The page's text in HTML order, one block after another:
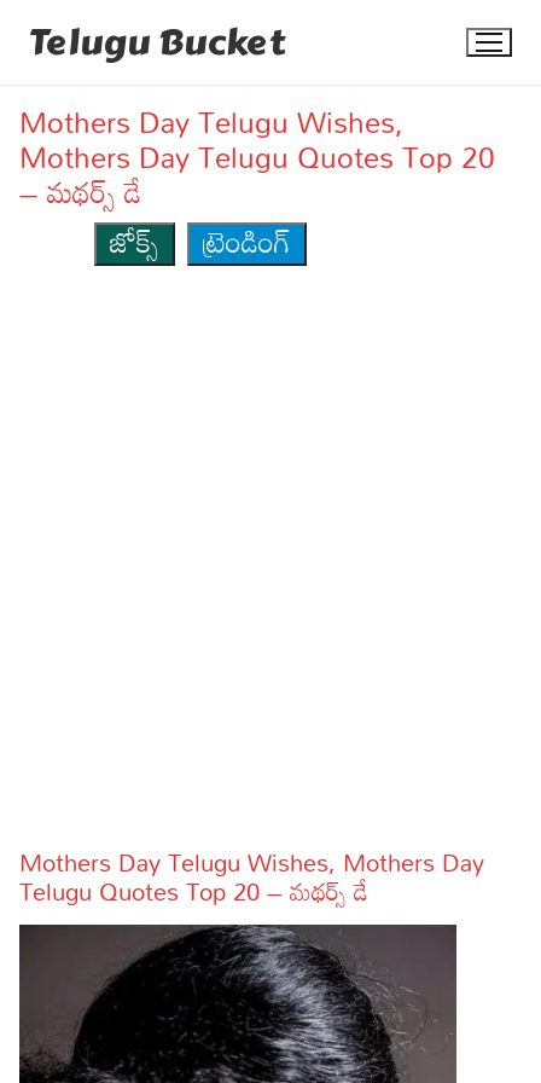
Telugu Bucket
Quotes
Articles
Facts
Devotional
Christianity
Hinduism
Hindi
Lyrics in Hindi – Devotional Songs
Tamil
Mothers Day Telugu Wishes,
Mothers Day Telugu Quotes Top 20
– మథర్స్ డే
జోక్స్
ట్రెండింగ్
Mothers Day Telugu Wishes, Mothers Day
Telugu Quotes Top 20 – మథర్స్ డే